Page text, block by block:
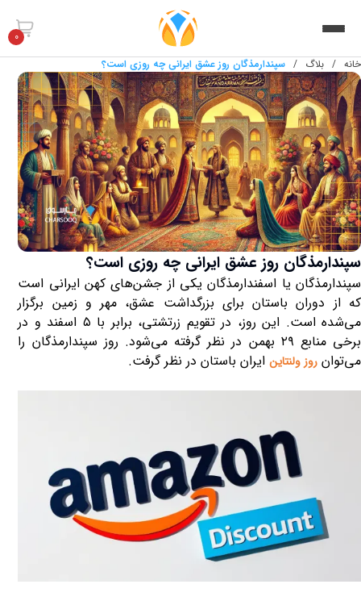
0
خانه / بلاگ / سپندارمذگان روز عشق ایرانی چه روزی است؟
سپندارمذگان روز عشق ایرانی چه روزی است؟
سپندارمذگان یا اسفندارمذگان یکی از جشن‌های کهن ایرانی است
که از دوران باستان برای بزرگداشت عشق، مهر و زمین برگزار
می‌شده است. این روز، در تقویم زرتشتی، برابر با ۵ اسفند و در
برخی منابع ۲۹ بهمن در نظر گرفته می‌شود. روز سپندارمذگان را
می‌توان روز ولنتاین ایران باستان در نظر گرفت.